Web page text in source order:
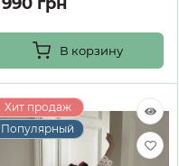
В корзину
Хит продаж
Популярный